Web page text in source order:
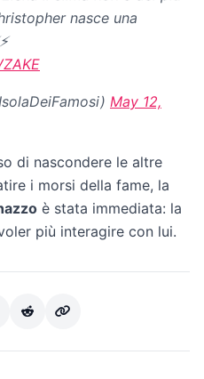
nasce una
May 12,
di nascondere le altre
i morsi della fame, la
è stata immediata: la
più interagire con lui.